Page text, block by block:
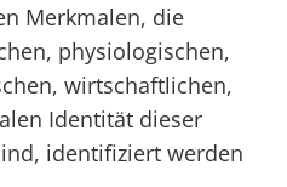
Merkmalen, die
physiologischen,
wirtschaftlichen,
Identität dieser
identifiziert werden